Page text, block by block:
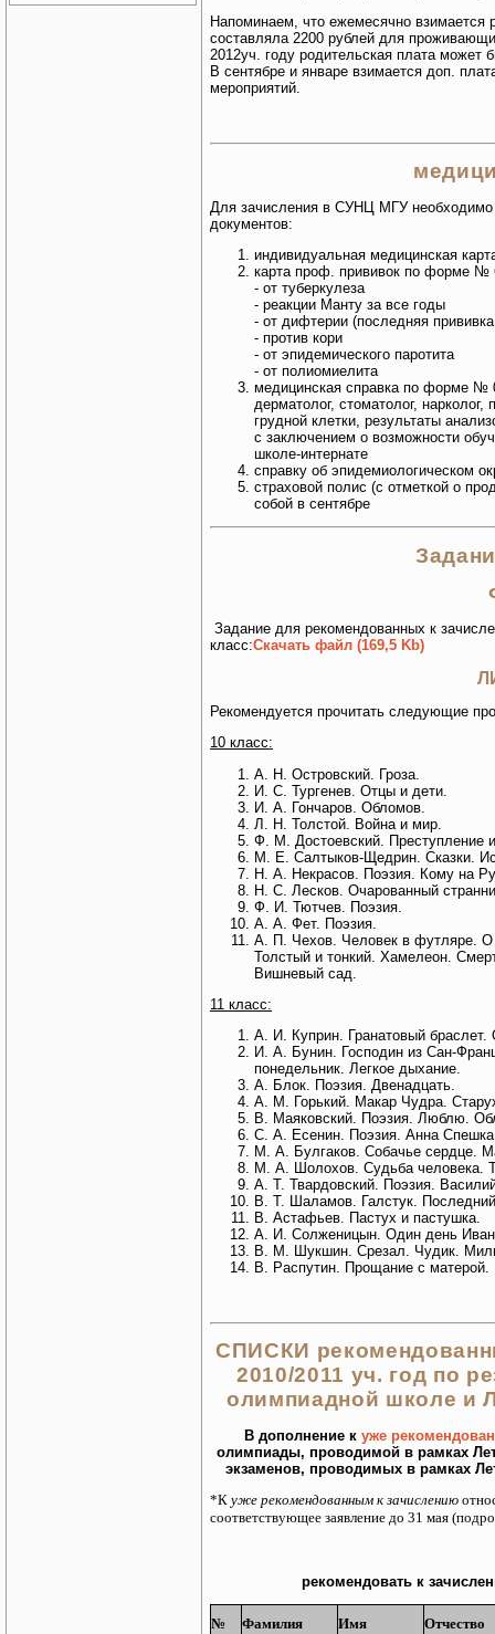
Напоминаем, что ежемесячно взимается
составляла 2200 рублей для
2012уч. году родительская плата может
В сентябре и январе взимается доп.
мероприятий.
Для зачисления в СУНЦ МГУ
документов:
индивидуальная медицинская
карта проф. прививок по форме №
- от туберкулеза
- реакции Манту за все годы
- от дифтерии (последняя
- против кори
- от эпидемического паротита
- от полиомиелита
медицинская справка по форме №
дерматолог, стоматолог,
грудной клетки, результаты
с заключением о возможности
школе-интернате
справку об эпидемиологическом
страховой полис (с отметкой о
собой в сентябре
Задание для рекомендованных к
класс:Скачать файл (169,5 Kb)
Рекомендуется прочитать следующие
10 класс:
А. Н. Островский. Гроза.
И. С. Тургенев. Отцы и дети.
И. А. Гончаров. Обломов.
Л. Н. Толстой. Война и мир.
Ф. М. Достоевский. Преступление
М. Е. Салтыков-Щедрин. Сказки.
Н. А. Некрасов. Поэзия. Кому на
Н. С. Лесков. Очарованный
Ф. И. Тютчев. Поэзия.
А. А. Фет. Поэзия.
А. П. Чехов. Человек в футляре.
Толстый и тонкий. Хамелеон.
Вишневый сад.
11 класс:
А. И. Куприн. Гранатовый браслет.
И. А. Бунин. Господин из Сан-
понедельник. Легкое дыхание.
А. Блок. Поэзия. Двенадцать.
А. М. Горький. Макар Чудра.
В. Маяковский. Поэзия. Люблю.
С. А. Есенин. Поэзия. Анна
М. А. Булгаков. Собачье сердце.
М. А. Шолохов. Судьба человека.
А. Т. Твардовский. Поэзия.
В. Т. Шаламов. Галстук.
В. Астафьев. Пастух и пастушка.
А. И. Солженицын. Один день
В. М. Шукшин. Срезал. Чудик.
В. Распутин. Прощание с матерой.
СПИСКИ
2010/2011 уч. год по
олимпиадной школе и
В дополнение к уже
олимпиады, проводимой в рамках
экзаменов, проводимых в рамках
*К уже рекомендованным к зачислению
соответствующее заявление до 31 мая
рекомендовать к
№ Фамилия Имя Отчество